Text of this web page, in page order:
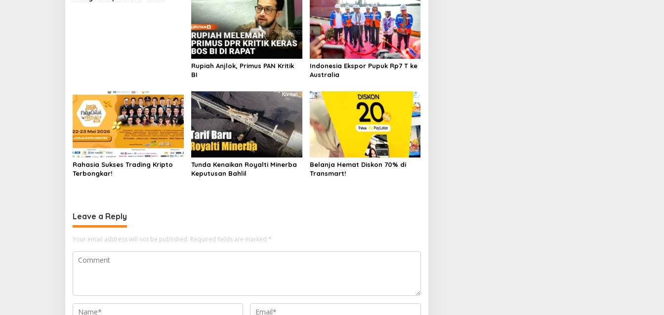
Rupiah Anjlok, Primus PAN Kritik
BI
Indonesia Ekspor Pupuk Rp7 T ke
Australia
Rahasia Sukses Trading Kripto
Terbongkar!
Tunda Kenaikan Royalti Minerba
Keputusan Bahlil
Belanja Hemat Diskon 70% di
Transmart!
Leave a Reply
Your email address will not be published. Required fields are marked *